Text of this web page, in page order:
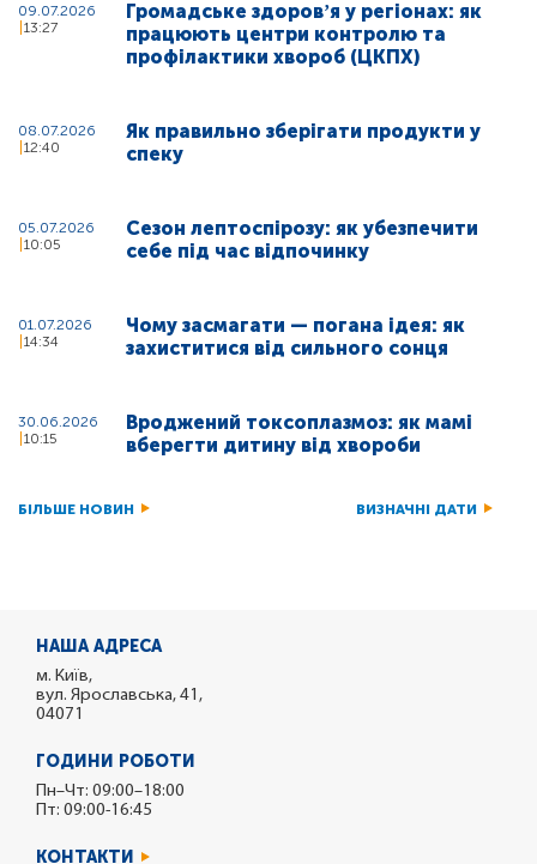
09.07.2026
13:27
Громадське здоровʼя у регіонах: як
працюють центри контролю та
профілактики хвороб (ЦКПХ)
08.07.2026
12:40
Як правильно зберігати продукти у
спеку
05.07.2026
10:05
Сезон лептоспірозу: як убезпечити
себе під час відпочинку
01.07.2026
14:34
Чому засмагати — погана ідея: як
захиститися від сильного сонця
30.06.2026
10:15
Вроджений токсоплазмоз: як мамі
вберегти дитину від хвороби
БІЛЬШЕ НОВИН ВИЗНАЧНІ ДАТИ
НАША АДРЕСА
м. Київ,
вул. Ярославська, 41,
04071
ГОДИНИ РОБОТИ
Пн–Чт: 09:00–18:00
Пт: 09:00-16:45
КОНТАКТИ